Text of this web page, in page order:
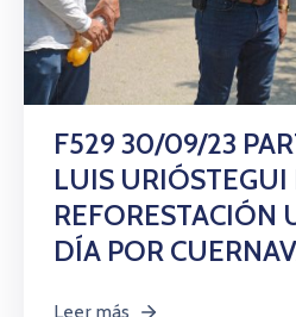
F529 30/09/23
LUIS URIÓSTEGUI
REFORESTACIÓN
DÍA POR
Leer más